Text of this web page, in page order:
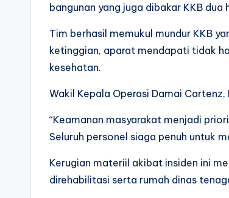
bangunan yang juga dibakar KKB
Tim berhasil memukul mundur KKB
ketinggian, aparat mendapati tidak
kesehatan.
Wakil Kepala Operasi Damai
“Keamanan masyarakat menjadi
Seluruh personel siaga penuh untuk
Kerugian materiil akibat insiden ini
direhabilitasi serta rumah dinas